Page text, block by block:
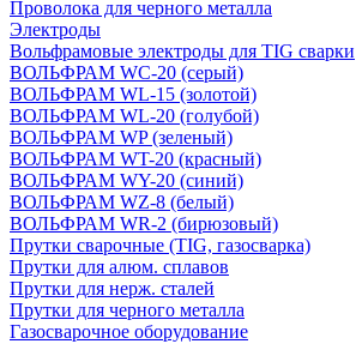
Проволока для черного металла
Электроды
Вольфрамовые электроды для TIG сварки
ВОЛЬФРАМ WC-20 (серый)
ВОЛЬФРАМ WL-15 (золотой)
ВОЛЬФРАМ WL-20 (голубой)
ВОЛЬФРАМ WP (зеленый)
ВОЛЬФРАМ WT-20 (красный)
ВОЛЬФРАМ WY-20 (синий)
ВОЛЬФРАМ WZ-8 (белый)
ВОЛЬФРАМ WR-2 (бирюзовый)
Прутки сварочные (TIG, газосварка)
Прутки для алюм. сплавов
Прутки для нерж. сталей
Прутки для черного металла
Газосварочное оборудование